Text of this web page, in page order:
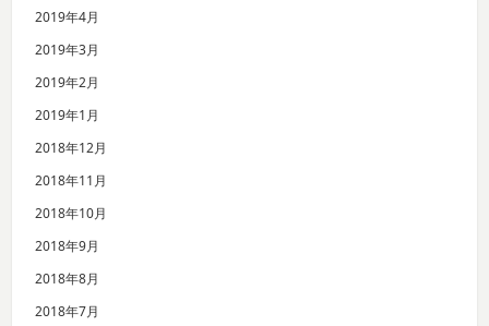
2019年4月
2019年3月
2019年2月
2019年1月
2018年12月
2018年11月
2018年10月
2018年9月
2018年8月
2018年7月